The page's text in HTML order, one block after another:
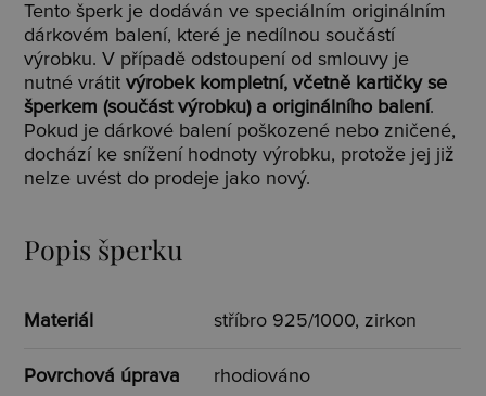
Tento šperk je dodáván ve speciálním originálním
dárkovém balení, které je nedílnou součástí
výrobku. V případě odstoupení od smlouvy je
nutné vrátitvýrobek kompletní, včetně kartičky se
šperkem (součást výrobku) a originálního balení.
Pokud je dárkové balení poškozené nebo zničené,
dochází ke snížení hodnoty výrobku, protože jej již
nelze uvést do prodeje jako nový.
Popis šperku
Materiál stříbro 925/1000, zirkon
Povrchová úprava rhodiováno